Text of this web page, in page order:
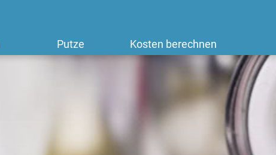
Putze Kosten berechnen